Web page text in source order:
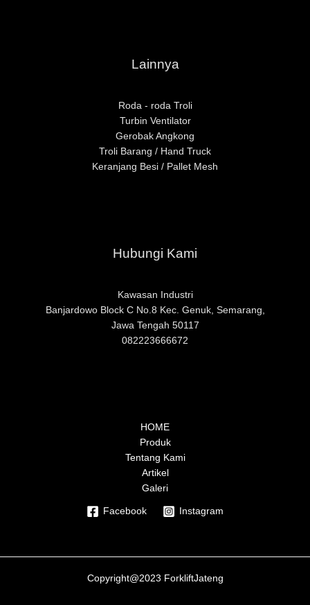
Lainnya
Roda - roda Troli
Turbin Ventilator
Gerobak Angkong
Troli Barang / Hand Truck
Keranjang Besi / Pallet Mesh
Hubungi Kami
Kawasan Industri
Banjardowo Block C No.8 Kec. Genuk, Semarang,
Jawa Tengah 50117
082223666672
HOME
Produk
Tentang Kami
Artikel
Galeri
Facebook Instagram
Copyright@2023 ForkliftJateng